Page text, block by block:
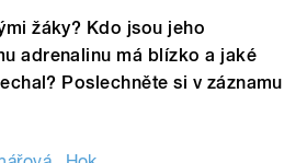
žáky? Kdo jsou jeho
adrenalinu má blízko a jaké
Poslechněte si v záznamu